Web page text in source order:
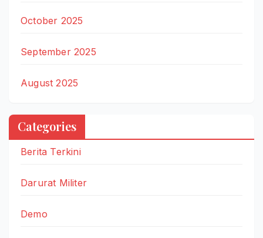
October 2025
September 2025
August 2025
Categories
Berita Terkini
Darurat Militer
Demo